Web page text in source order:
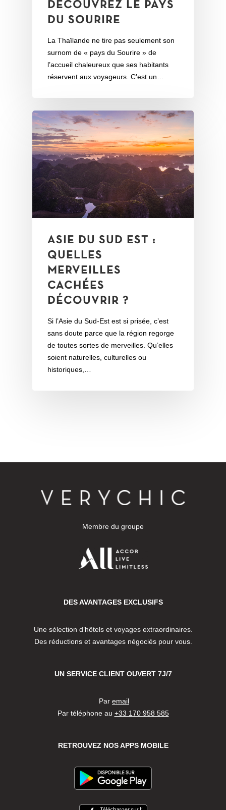
DÉCOUVREZ LE PAYS
DU SOURIRE
La Thaïlande ne tire pas seulement son
surnom de « pays du Sourire » de
l’accueil chaleureux que ses habitants
réservent aux voyageurs. C’est un…
ASIE DU SUD EST :
QUELLES
MERVEILLES
CACHÉES
DÉCOUVRIR ?
Si l’Asie du Sud-Est est si prisée, c’est
sans doute parce que la région regorge
de toutes sortes de merveilles. Qu’elles
soient naturelles, culturelles ou
historiques,…
Membre du groupe
DES AVANTAGES EXCLUSIFS
Une sélection d’hôtels et voyages extraordinaires.
Des réductions et avantages négociés pour vous.
UN SERVICE CLIENT OUVERT 7J/7
Par email
Par téléphone au +33 170 958 585
RETROUVEZ NOS APPS MOBILE